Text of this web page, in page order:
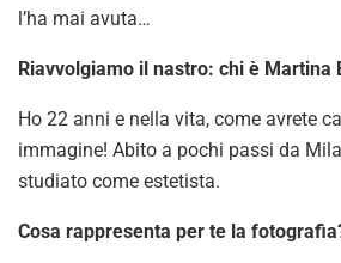
l’ha mai avuta…
Riavvolgiamo il nastro: chi è Martina
Ho 22 anni e nella vita, come avrete
immagine! Abito a pochi passi da
studiato come estetista.
Cosa rappresenta per te la